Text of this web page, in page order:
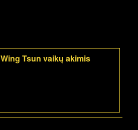
Wing Tsun vaikų akimis